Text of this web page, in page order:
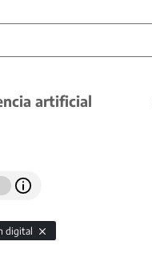
artificial
digital